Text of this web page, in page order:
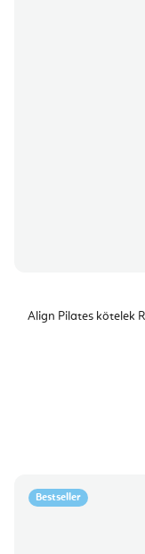
Align Pilates kötelek
Bestseller